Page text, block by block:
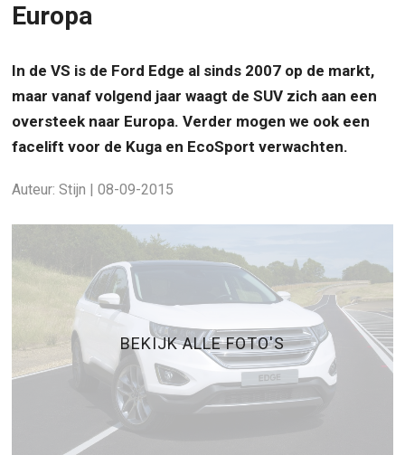
Europa
In de VS is de Ford Edge al sinds 2007 op de markt,
maar vanaf volgend jaar waagt de SUV zich aan een
oversteek naar Europa. Verder mogen we ook een
facelift voor de Kuga en EcoSport verwachten.
Auteur: Stijn | 08-09-2015
BEKIJK ALLE FOTO'S